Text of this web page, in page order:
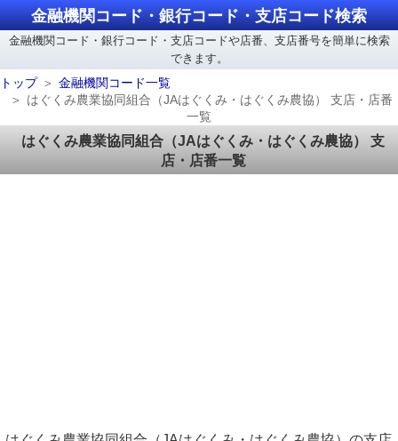
金融機関コード・銀行コード・支店コード検索
金融機関コード・銀行コード・支店コードや店番、支店番号を簡単に検索
できます。
トップ
金融機関コード一覧
はぐくみ農業協同組合（JAはぐくみ・はぐくみ農協） 支店・店番
一覧
はぐくみ農業協同組合（JAはぐくみ・はぐくみ農協） 支
店・店番一覧